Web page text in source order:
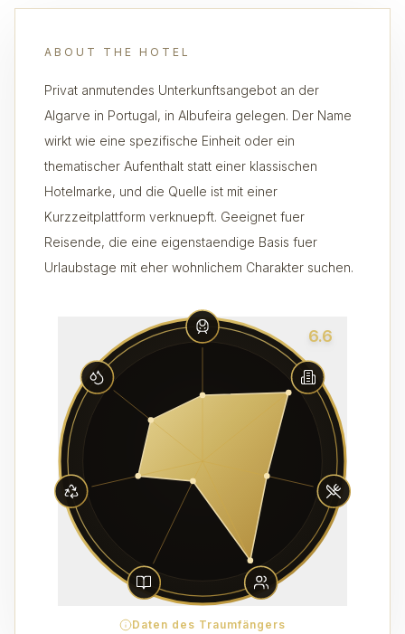
ABOUT THE HOTEL
Privat anmutendes Unterkunftsangebot an der
Algarve in Portugal, in Albufeira gelegen. Der Name
wirkt wie eine spezifische Einheit oder ein
thematischer Aufenthalt statt einer klassischen
Hotelmarke, und die Quelle ist mit einer
Kurzzeitplattform verknuepft. Geeignet fuer
Reisende, die eine eigenstaendige Basis fuer
Urlaubstage mit eher wohnlichem Charakter suchen.
6.6
Daten des Traumfängers